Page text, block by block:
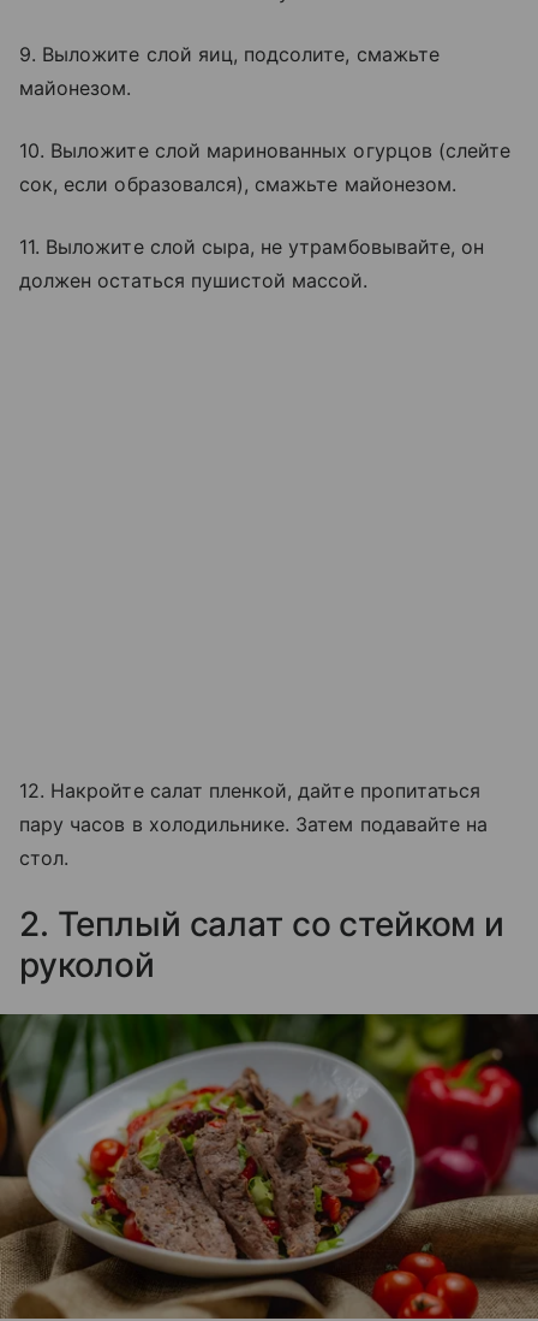
9. Выложите слой яиц, подсолите, смажьте
майонезом.
10. Выложите слой маринованных огурцов (слейте
сок, если образовался), смажьте майонезом.
11. Выложите слой сыра, не утрамбовывайте, он
должен остаться пушистой массой.
12. Накройте салат пленкой, дайте пропитаться
пару часов в холодильнике. Затем подавайте на
стол.
2. Теплый салат со стейком и
руколой